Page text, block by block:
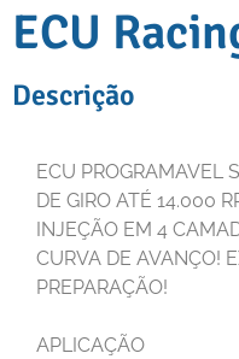
ECU
Descrição
ECU PROGRAMAVEL
DE GIRO ATÉ 14.000
INJEÇÃO EM 4
CURVA DE AVANÇO!
PREPARAÇÃO!
APLICAÇÃO